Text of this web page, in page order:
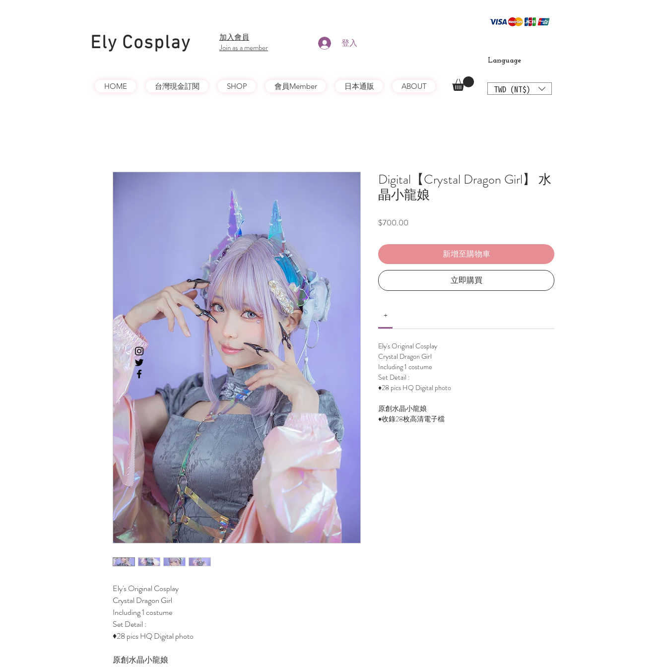
Ely Cosplay 登入
​加入會員
Join as a member
Language
HOME 台灣現金訂閱 SHOP 會員Member 日本通販 ABOUT TWD (NT$)
Ely's Original Cosplay
Crystal Dragon Girl
Including 1 costume
Set Detail :
♦28 pics HQ Digital photo
原創水晶小龍娘
Digital【Crystal Dragon Girl】 水
晶小龍娘
$700.00
新增至購物車
立即購買
+
Ely's Original Cosplay
Crystal Dragon Girl
Including 1 costume
Set Detail :
♦28 pics HQ Digital photo
原創水晶小龍娘
♦收錄28枚高清電子檔